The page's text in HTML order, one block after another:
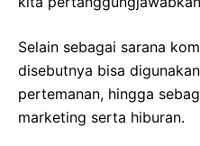
Selain sebagai sarana
disebutnya bisa
pertemanan, hingga
marketing serta hiburan.